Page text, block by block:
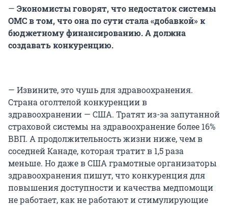
— Экономисты говорят, что недостаток системы
ОМС в том, что она по сути стала «добавкой» к
бюджетному финансированию. А должна
создавать конкуренцию.
— Извините, это чушь для здравоохранения.
Страна оголтелой конкуренции в
здравоохранении — США. Тратят из-за запутанной
страховой системы на здравоохранение более 16%
ВВП. А продолжительность жизни ниже, чем в
соседней Канаде, которая тратит в 1,5 раза
меньше. Но даже в США грамотные организаторы
здравоохранения пишут, что конкуренция для
повышения доступности и качества медпомощи
не работает, как не работают и стимулирующие